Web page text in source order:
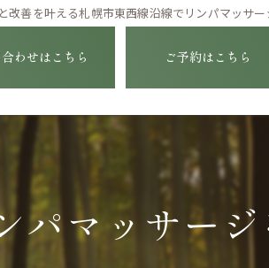
改善を叶える札幌市東西線沿線でリンパマッサ
わせはこちら ご予約はこちら
パマッサー